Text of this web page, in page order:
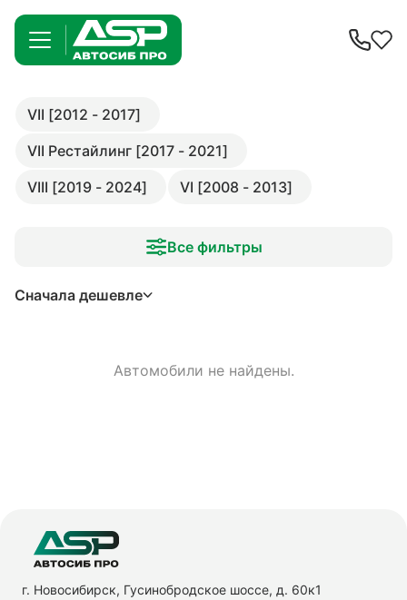
VII [2012 - 2017]
VII Рестайлинг [2017 - 2021]
VIII [2019 - 2024]
VI [2008 - 2013]
Все фильтры
Сначала дешевле
Автомобили не найдены.
г. Новосибирск, Гусинобродское шоссе, д. 60к1